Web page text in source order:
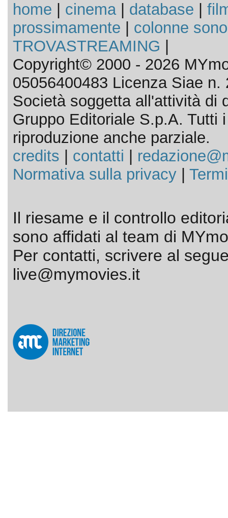
home cinema| database
prossimamente
colonne
TROVASTREAMING
Copyright© 2000 - 2026
05056400483 Licenza Siae n.
Società soggetta all'attività di
Gruppo Editoriale S.p.A. Tutti
riproduzione anche parziale.
credits
contatti
Normativa sulla privacy|
Il riesame e il controllo
sono affidati al team di
Per contatti, scrivere al
live@mymovies.it